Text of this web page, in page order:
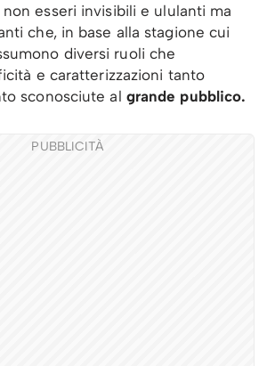
non esseri invisibili e ululanti ma
che, in base alla stagione cui
diversi ruoli che
e caratterizzazioni tanto
sconosciute al grande pubblico.
PUBBLICITÀ